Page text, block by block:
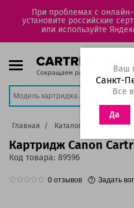
При проблемах с
установите российские
или используйте
Ваш
Санкт-
Все
Да
Главная Каталог Картриджи
Картридж Canon
Код товара: 89596
0 отзывов Задать